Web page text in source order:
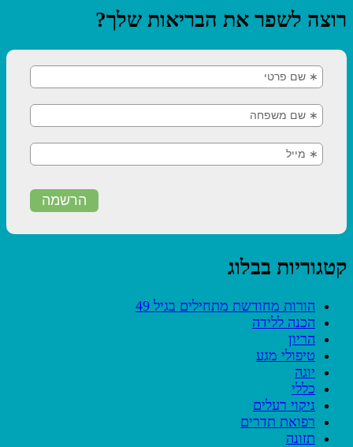
רוצה לשפר את הבריאות שלך?
קטגוריות בבלוג
הורות מחודשת מתחילים בגיל 49
הכנה ללידה
הריון
טיפולי מגע
יוגה
כללי
ניקוי רעלים
רפואת תדרים
תזונה